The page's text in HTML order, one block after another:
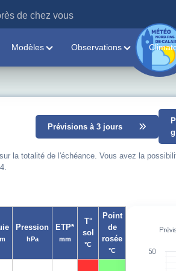
de chez vous
Modèles Observations
Prévisions à 3 jours
la totalité de l'échéance. Vous avez la
Pression
hPa
ETP*
mm
T°
sol
°C
Point
de
rosée
°C
Line chart
50